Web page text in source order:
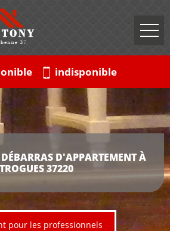
indisponible
DÉBARRAS D'APPARTEMENT À
TROGUES 37220
pour les professionnels